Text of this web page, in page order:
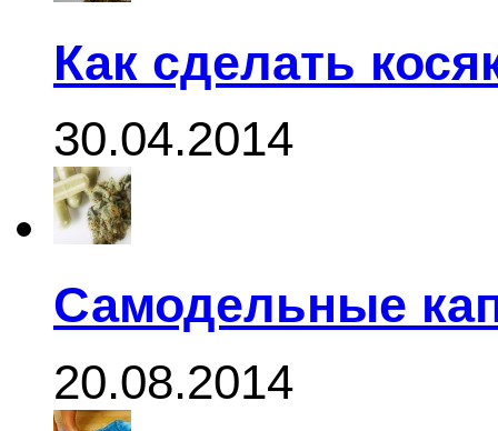
Как сделать
30.04.2014
Самодельные
20.08.2014